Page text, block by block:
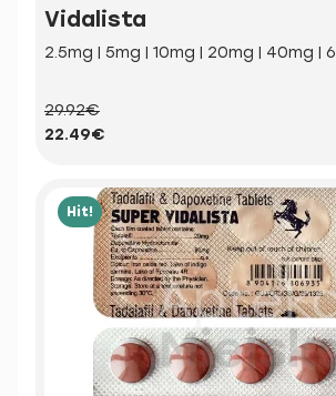
Vidalista
2.5mg | 5mg | 10mg | 20mg | 40mg |
29.92€
22.49€
Hit!